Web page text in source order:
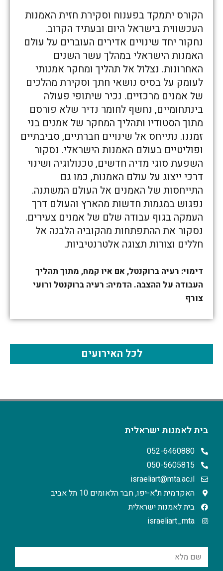
הקורס יתמקד בפענוח וסקירת חזית האמנות
העכשווית בישראל היום ובעתיד הקרוב.
נחקור יחד שינויים אדירים העוברים על עולם
האמנות הישראלי במהלך עשר השנים
האחרונות. נצלול אל תהליך ומחקר אמנותי
לעומק על בסיס נושאי חתך וסקירת מהלכים
של אמנים מרכזיים. נכיר שיתופי פעולה
בינתחומיים, נחשף לחומר נדיר שלא פורסם
מתוך הסטודיו ותהליך המחקר של אמנים בני
זמננו. נתייחס אל שינויים חברתיים, סביבתיים
ופוליטיים בעולם האמנות הישראלי. נסקור
השפעת סוגי מדיה חדשים, טכנולוגיה ושינוי
דרכי ייצוג על עולם האמנות, כמו גם
התייחסות של האמנים אל העולם המשתנה.
נפגוש במגמות חדשות מהארץ והעולם דרך
העמקה בגוף עבודה שלם של אמנים צעירים.
נסקור את ההתפתחות מהקוביה הלבנה אל
חללים וצורות תצוגה אלטרנטיביות.
דימוי: רעיה ברוקנטל, אם איו קמח, מתוך תהליך
העבודה על ההצבה. הדמיה: רעיה ברוקנטל ורועי
צורף
לכל האירועים
בית לאמנות ישראלית
052-6460880
050-5605815
israeliart@mta.ac.il
האקדמית ת"א-יפו, חבר הלאומים 10 תל אביב
בית לאמנות ישראלית
israeliart_mta